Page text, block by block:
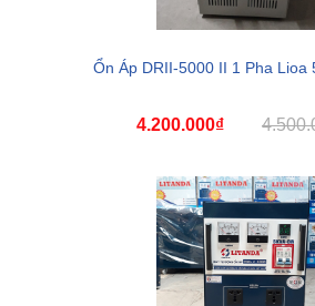
Ổn Áp DRII-5000 II 1 Pha Lioa
4.200.000₫